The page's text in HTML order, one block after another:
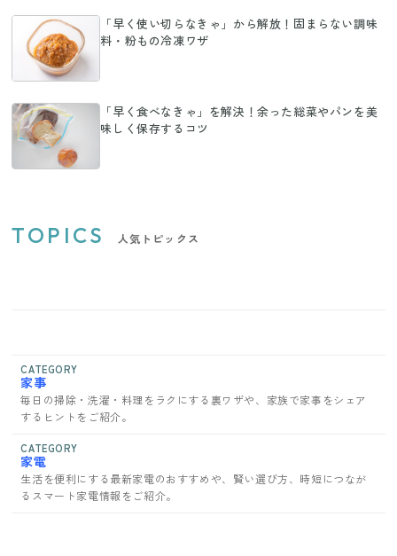
「早く使い切らなきゃ」から解放！固まらない調味
料・粉もの冷凍ワザ
「早く食べなきゃ」を解決！余った総菜やパンを美
味しく保存するコツ
TOPICS 人気トピックス
CATEGORY
家事
毎日の掃除・洗濯・料理をラクにする裏ワザや、家族で家事をシェア
するヒントをご紹介。
CATEGORY
家電
生活を便利にする最新家電のおすすめや、賢い選び方、時短につなが
るスマート家電情報をご紹介。